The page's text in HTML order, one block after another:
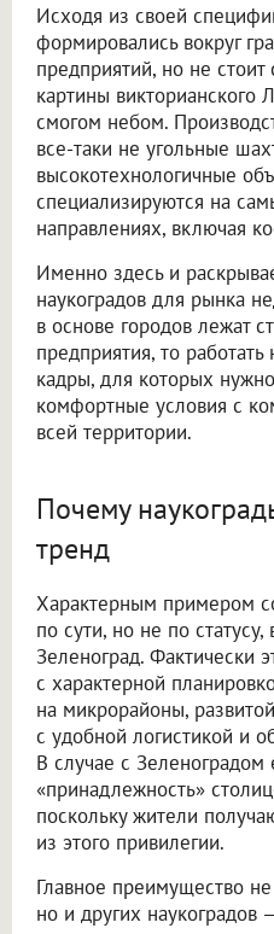
Исходя из своей
формировались вокруг
предприятий, но не стоит
картины викторианского
смогом небом.
все-таки не угольные
высокотехнологичные
специализируются на
направлениях, включая
Именно здесь и
наукоградов для рынка
в основе городов лежат
предприятия, то
кадры, для которых
комфортные условия с
всей территории.
Почему
тренд
Характерным примером
по сути, но не по
Зеленоград. Фактически
с характерной
на микрорайоны,
с удобной логистикой и
В случае с Зеленоградом
«принадлежность»
поскольку жители
из этого привилегии.
Главное преимущество
но и других наукоградов